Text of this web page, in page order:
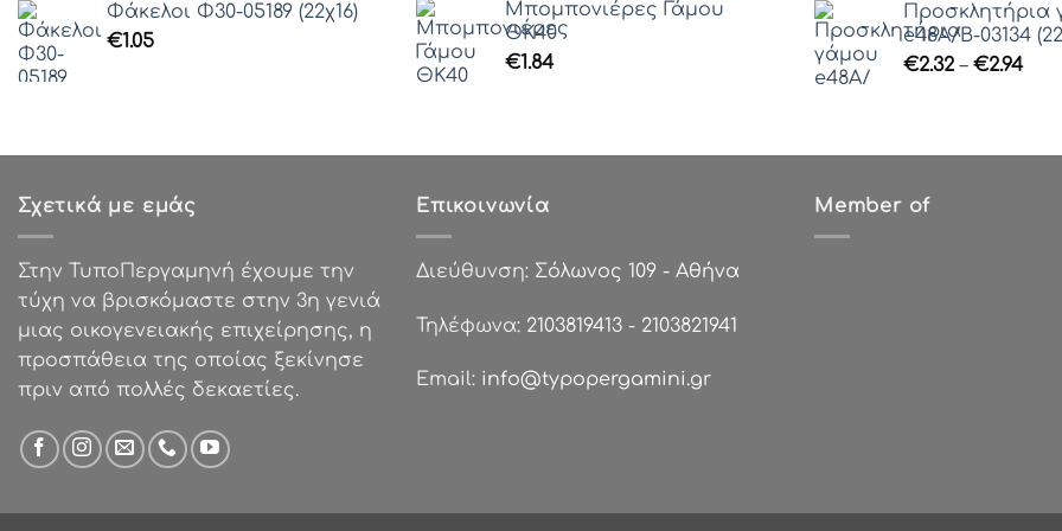
Γραμματοσειρά 41
Γραμματοσειρά 42
Γραμματοσειρά 43
Γραμματοσειρά 46
Γραμματοσειρά 48
Γραμματοσειρά 49
Γραμματοσειρά 50
Γραμματοσειρά 51
Γραμματοσειρά 52
Γραμματοσειρά 53
Γραμματοσειρά 54
Γραμματοσειρά 56
Γραμματοσειρά 58
Φάκελοι Φ30-05189 (22χ16)
€1.05
Μπομπονιέρες Γάμου
ΘΚ40
€1.84
Προσκλητήρια
e48Α/Β-03134
€2.32 – €2.94Price
Σχετικά με εμάς
Στην ΤυποΠεργαμηνή έχουμε την
τύχη να βρισκόμαστε στην 3η γενιά
μιας οικογενειακής επιχείρησης, η
προσπάθεια της οποίας ξεκίνησε
πριν από πολλές δεκαετίες.
Επικοινωνία
Διεύθυνση: Σόλωνος 109 - Αθήνα
Τηλέφωνα: 2103819413 - 2103821941
Email: info@typopergamini.gr
Member of